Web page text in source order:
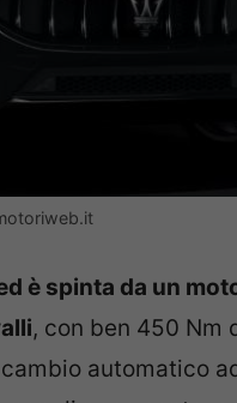
è spinta da un
, con ben 450 Nm
automatico